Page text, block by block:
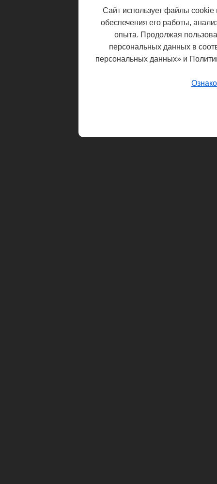
Сайт использует файлы cookie
обеспечения его работы,
опыта. Продолжая
персональных данных в
персональных данных» и